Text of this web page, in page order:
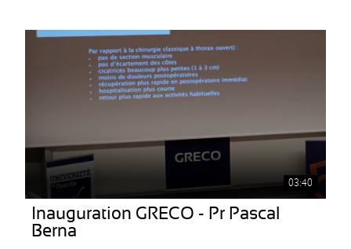
03:40
Inauguration GRECO - Pr Pascal
Berna